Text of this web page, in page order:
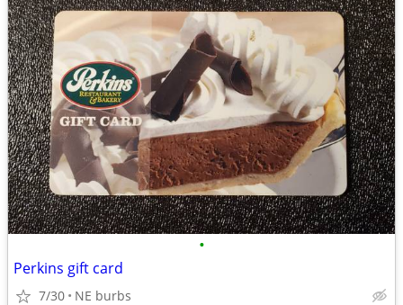
•
Perkins gift card
7/30 NE burbs